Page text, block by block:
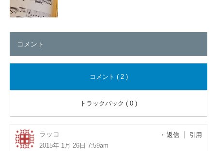
コメント
コメント ( 2 )
トラックバック ( 0 )
ラッコ
2015年 1月 26日 7:59am
返信 引用